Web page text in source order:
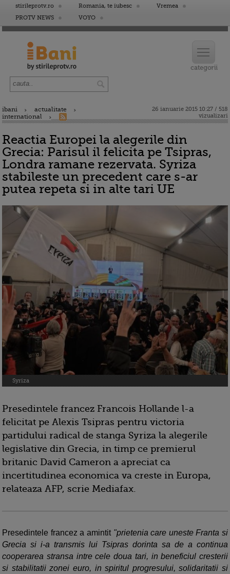
stirileprotv.ro Romania, te iubesc
Vremea
PROTV NEWS
VOYO
ibani
actualitate
international
26 ianuarie 2015 10:27 / 518
vizualizari
Reactia Europei la alegerile din
Grecia: Parisul il felicita pe Tsipras,
Londra ramane rezervata. Syriza
stabileste un precedent care s-ar
putea repeta si in alte tari UE
Syriza
Presedintele francez Francois Hollande l-a
felicitat pe Alexis Tsipras pentru victoria
partidului radical de stanga Syriza la alegerile
legislative din Grecia, in timp ce premierul
britanic David Cameron a apreciat ca
incertitudinea economica va creste in Europa,
relateaza AFP, scrie Mediafax.
Presedintele francez a amintit "prietenia care uneste Franta si
Grecia si i-a transmis lui Tsipras dorinta sa de a continua
cooperarea stransa intre cele doua tari, in beneficiul cresterii
si stabilitatii zonei euro, in spiritul progresului, solidaritatii si